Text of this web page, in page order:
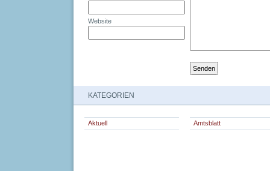
Website
KATEGORIEN
Aktuell Amtsblatt